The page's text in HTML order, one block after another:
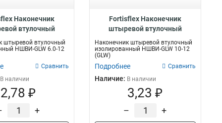
Наконечник
втулочный
НШВИ-GLW
12, 61580
штыревой втулочный
НШВИ-GLW 6.0-12
Сравнить
В наличии
2,78 ₽
+
Fortisflex Наконечник
штыревой втулочный
изолированный НШВИ-GLW
10-12, 61581
Наконечник штыревой втулочный
изолированный НШВИ-GLW 10-12
(GLW)
Подробнее Сравнить
Наличие: В наличии
3,23 ₽
– +